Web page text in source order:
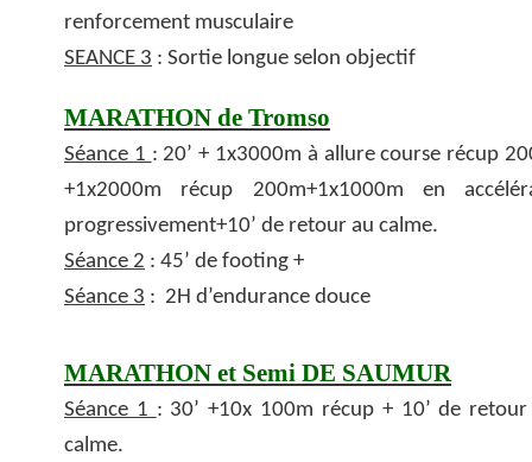
renforcement musculaire
SEANCE 3 : Sortie longue selon objectif
MARATHON de Tromso
Séance 1 : 20’ + 1x3000m à allure course récup
+1x2000m récup 200m+1x1000m en
progressivement+10’ de retour au calme.
Séance 2 : 45’ de footing +
Séance 3 : 2H d’endurance douce
MARATHON et Semi DE SAUMUR
Séance 1 : 30’ +10x 100m récup + 10’ de
calme.